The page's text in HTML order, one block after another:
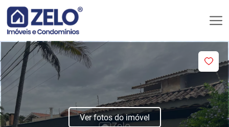
Ver fotos do imóvel